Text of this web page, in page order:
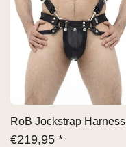
RoB Jockstrap Harness
€219,95 *